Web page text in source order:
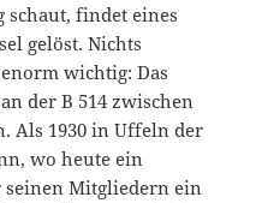
schaut, findet eines
gelöst. Nichts
wichtig: Das
der B 514 zwischen
Als 1930 in Uffeln der
wo heute ein
Mitgliedern ein